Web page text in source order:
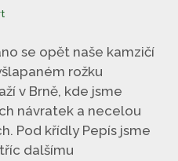
se opět naše kamzičí
rožku
v Brně, kde jsme
návratek a necelou
Pod křídly Pepís jsme
dalšímu